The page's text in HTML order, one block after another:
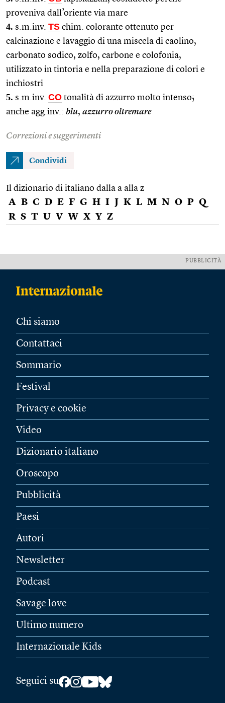
proveniva dall’oriente via mare
4. s.m.inv. TS chim. colorante ottenuto per
calcinazione e lavaggio di una miscela di caolino,
carbonato sodico, zolfo, carbone e colofonia,
utilizzato in tintoria e nella preparazione di colori e
inchiostri
5. s.m.inv. CO tonalità di azzurro molto intenso;
anche agg.inv.: blu, azzurro oltremare
Correzioni e suggerimenti
Condividi
Il dizionario di italiano dalla a alla z
A B C D E F G H I J K L M N O P Q
R S T U V W X Y Z
PUBBLICITÀ
Chi siamo
Contattaci
Sommario
Festival
Privacy e cookie
Video
Dizionario italiano
Oroscopo
Pubblicità
Paesi
Autori
Newsletter
Podcast
Savage love
Ultimo numero
Internazionale Kids
Seguici su